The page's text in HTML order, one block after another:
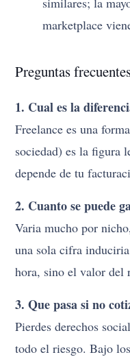
marketplace
Preguntas
1. Cual es la
Freelance es una
sociedad) es la figura
depende de tu
2. Cuanto se puede
Varia mucho por
una sola cifra
hora, sino el valor del
3. Que pasa si no
Pierdes derechos
todo el riesgo. Bajo